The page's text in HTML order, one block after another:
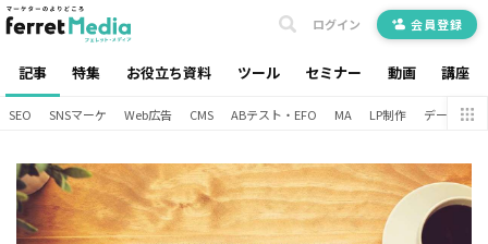
記事 特集 お役立ち資料 ツール セミナー 動画 講座
ログイン 会員登録
SEO SNSマーケ Web広告 CMS ABテスト・EFO MA LP制作 データ分析